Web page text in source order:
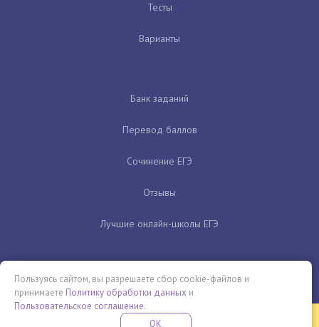
Тесты
Варианты
Банк заданий
Перевод баллов
Сочинение ЕГЭ
Отзывы
Лучшие онлайн-школы ЕГЭ
Бесплатная летняя школа
Пользуясь сайтом, вы разрешаете сбор cookie-файлов и
принимаете Политику обработки данных и
Пользовательское соглашение.
OK